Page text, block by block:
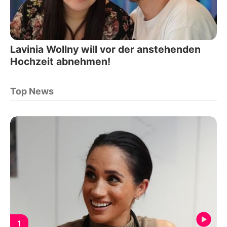
Lavinia Wollny will vor der anstehenden
Hochzeit abnehmen!
Top News
1